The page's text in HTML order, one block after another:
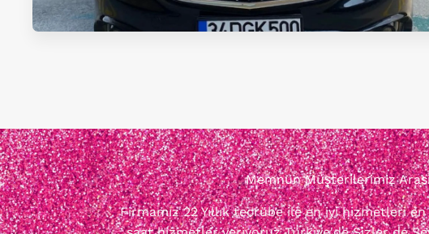
Memnun Müşterilerimiz
Firmamız 22 Yıllık tecrübe ile en iyi hizmetleri